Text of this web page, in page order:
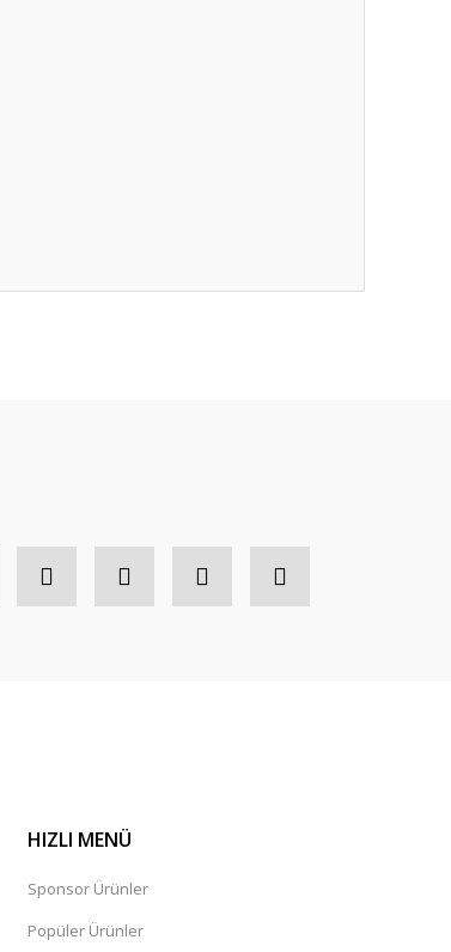
HIZLI MENÜ
Sponsor Ürünler
Popüler Ürünler